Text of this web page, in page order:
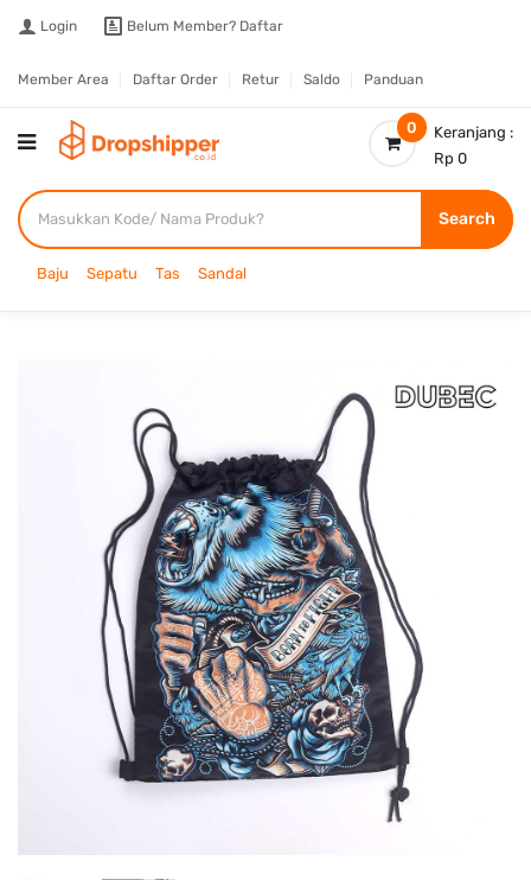
Login Belum Member? Daftar
Member Area Daftar Order Retur Saldo Panduan
0
Keranjang :
Rp 0
Search
Baju Sepatu Tas Sandal